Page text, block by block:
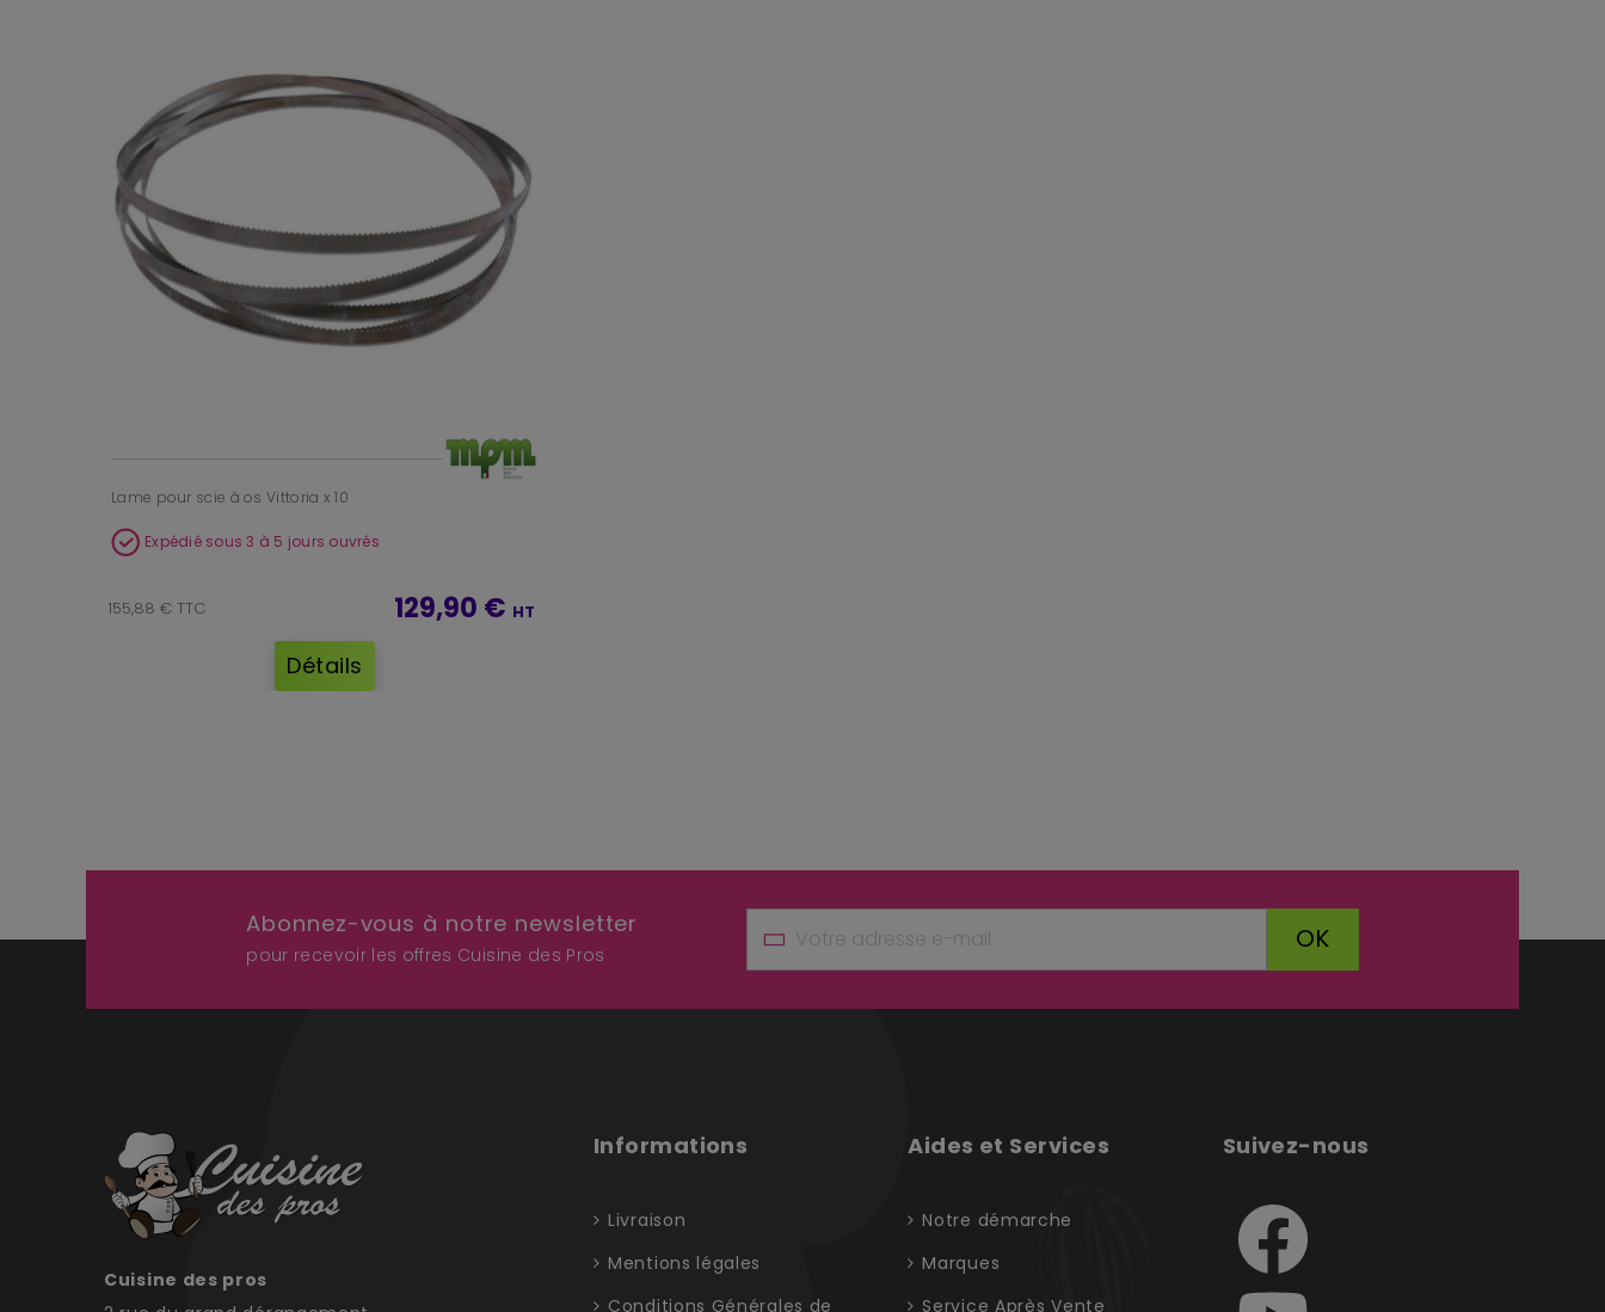
Lame pour scie à os Vittoria x 10
Expédié sous 3 à 5 jours ouvrés
155,88 € TTC 129,90 € HT
Détails
Abonnez-vous à notre newsletter
pour recevoir les offres Cuisine des Pros OK
Cuisine des pros
Informations
Livraison
Mentions légales
Conditions Générales de
Aides et Services
Notre démarche
Marques
Service Après Vente
Suivez-nous